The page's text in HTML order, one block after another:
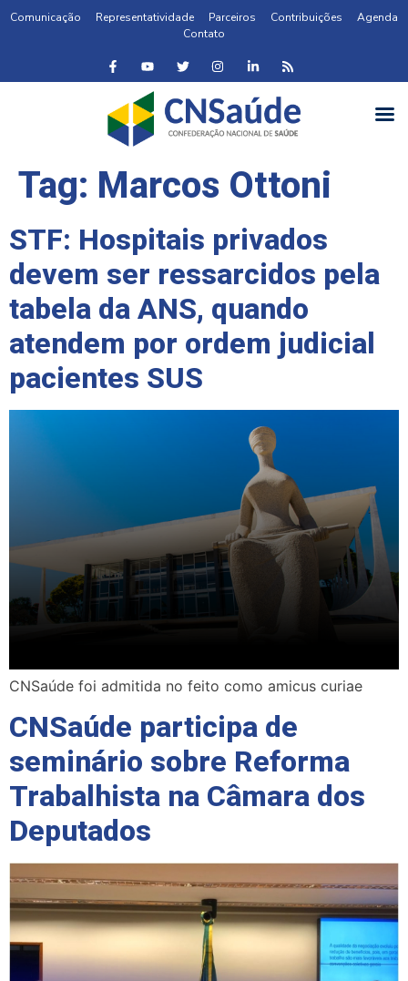
Comunicação Representatividade Parceiros Contribuições
Agenda
Contato
Tag: Marcos Ottoni
STF: Hospitais privados
devem ser ressarcidos pela
tabela da ANS, quando
atendem por ordem judicial
pacientes SUS
CNSaúde foi admitida no feito como amicus curiae
CNSaúde participa de
seminário sobre Reforma
Trabalhista na Câmara dos
Deputados